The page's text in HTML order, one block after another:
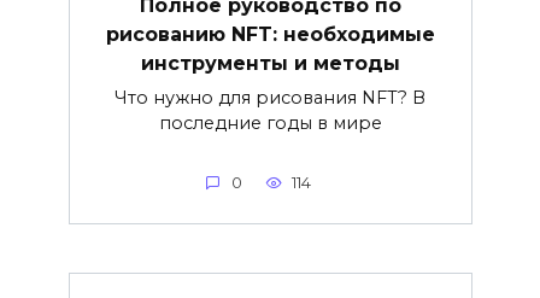
Полное руководство по
рисованию NFT: необходимые
инструменты и методы
Что нужно для рисования NFT? В
последние годы в мире
0 114